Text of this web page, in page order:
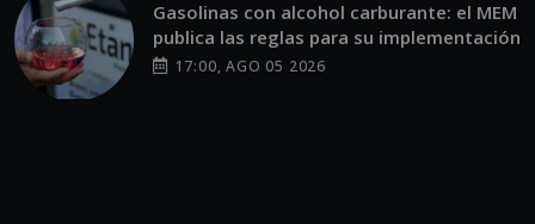
Gasolinas con alcohol carburante: el MEM
publica las reglas para su implementación
17:00, AGO 05 2026